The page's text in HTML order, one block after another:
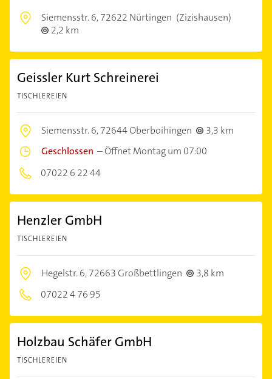
Siemensstr. 6,72622 Nürtingen (Zizishausen)
2,2 km
Geissler Kurt Schreinerei
TISCHLEREIEN
Siemensstr. 6,72644 Oberboihingen
3,3 km
Geschlossen –Öffnet Montag um 07:00
07022 6 22 44
Henzler GmbH
TISCHLEREIEN
Hegelstr. 6,72663 Großbettlingen
3,8 km
07022 4 76 95
Holzbau Schäfer GmbH
TISCHLEREIEN